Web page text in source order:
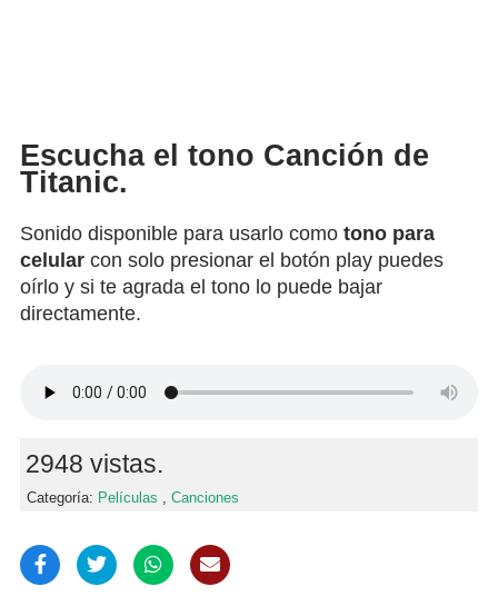
Escucha el tono Canción de
Titanic.
Sonido disponible para usarlo como tono para
celular con solo presionar el botón play puedes
oírlo y si te agrada el tono lo puede bajar
directamente.
2948 vistas.
Categoría: Películas , Canciones